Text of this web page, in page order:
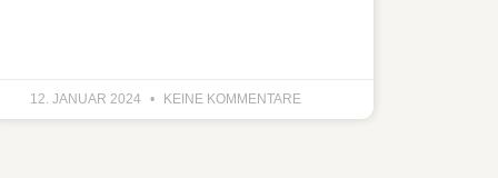
12. JANUAR 2024 KEINE KOMMENTARE